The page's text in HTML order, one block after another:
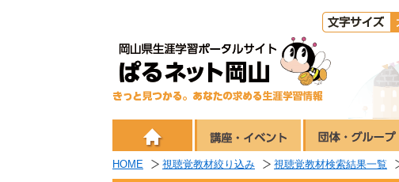
HOME 視聴覚教材絞り込み 視聴覚教材検索結果一覧